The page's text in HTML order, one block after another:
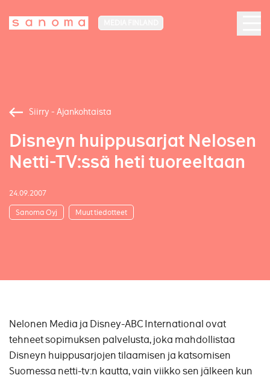
Siirry - Ajankohtaista
Disneyn huippusarjat Nelosen
Netti-TV:ssä heti tuoreeltaan
24.09.2007
Sanoma Oyj Muut tiedotteet
Nelonen Media ja Disney-ABC International ovat
tehneet sopimuksen palvelusta, joka mahdollistaa
Disneyn huippusarjojen tilaamisen ja katsomisen
Suomessa netti-tv:n kautta, vain viikko sen jälkeen kun